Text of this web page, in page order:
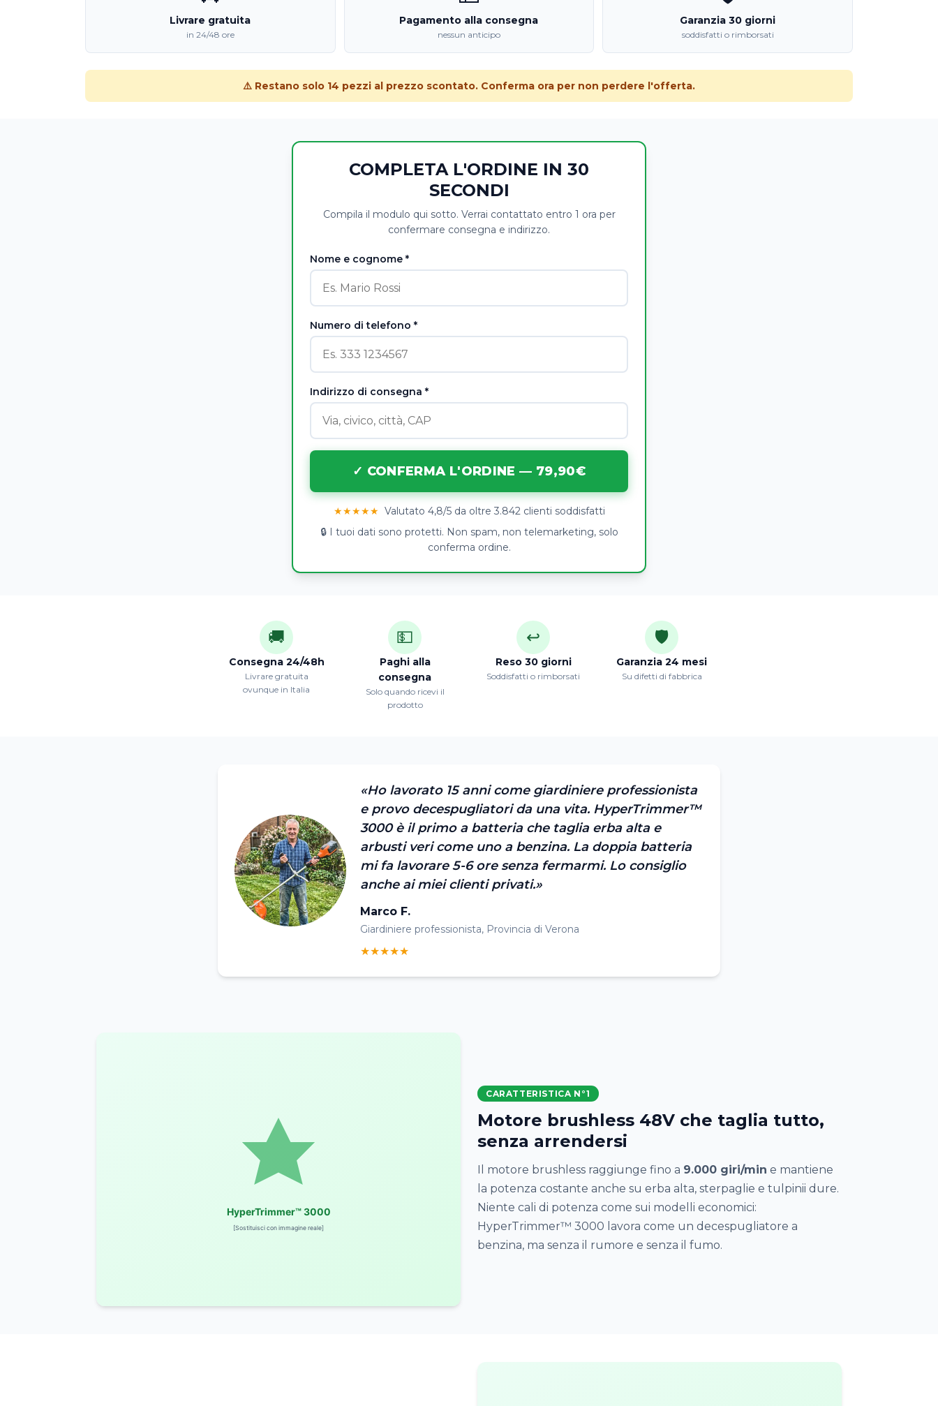
Livrare gratuita
in 24/48 ore
Pagamento alla consegna
nessun anticipo
Garanzia 30 giorni
soddisfatti o rimborsati
⚠️ Restano solo 14 pezzi al prezzo scontato. Conferma ora per non perdere l'offerta.
COMPLETA L'ORDINE IN 30
SECONDI
Compila il modulo qui sotto. Verrai contattato entro 1 ora per
confermare consegna e indirizzo.
Nome e cognome *
Numero di telefono *
Indirizzo di consegna *
✓ CONFERMA L'ORDINE — 79,90€
★★★★★ Valutato 4,8/5 da oltre 3.842 clienti soddisfatti
🔒 I tuoi dati sono protetti. Non spam, non telemarketing, solo
conferma ordine.
🚚
Consegna 24/48h
Livrare gratuita
ovunque in Italia
💵
Paghi alla
consegna
Solo quando ricevi il
prodotto
↩️
Reso 30 giorni
Soddisfatti o rimborsati
🛡️
Garanzia 24 mesi
Su difetti di fabbrica
«Ho lavorato 15 anni come giardiniere professionista
e provo decespugliatori da una vita. HyperTrimmer™
3000 è il primo a batteria che taglia erba alta e
arbusti veri come uno a benzina. La doppia batteria
mi fa lavorare 5-6 ore senza fermarmi. Lo consiglio
anche ai miei clienti privati.»
Marco F.
Giardiniere professionista, Provincia di Verona
★★★★★
CARATTERISTICA N°1
Motore brushless 48V che taglia tutto,
senza arrendersi
Il motore brushless raggiunge fino a 9.000 giri/min e mantiene
la potenza costante anche su erba alta, sterpaglie e tulpinii dure.
Niente cali di potenza come sui modelli economici:
HyperTrimmer™ 3000 lavora come un decespugliatore a
benzina, ma senza il rumore e senza il fumo.